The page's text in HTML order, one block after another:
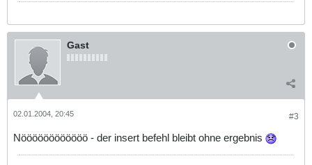
Gast
#3
02.01.2004, 20:45
Nöööööööööööö - der insert befehl bleibt ohne ergebnis